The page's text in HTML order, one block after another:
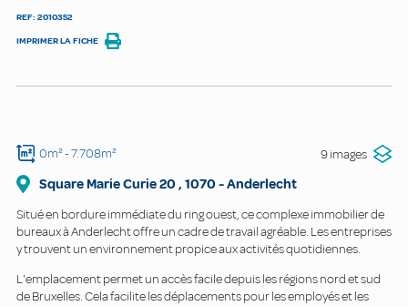
REF: 2010352
IMPRIMER LA FICHE
0m²- 7.708m² 9 images
Square Marie Curie20 , 1070 -Anderlecht
Situé en bordure immédiate du ring ouest, ce complexe immobilier de
bureaux à Anderlecht offre un cadre de travail agréable. Les entreprises
y trouvent un environnement propice aux activités quotidiennes.
L'emplacement permet un accès facile depuis les régions nord et sud
de Bruxelles. Cela facilite les déplacements pour les employés et les